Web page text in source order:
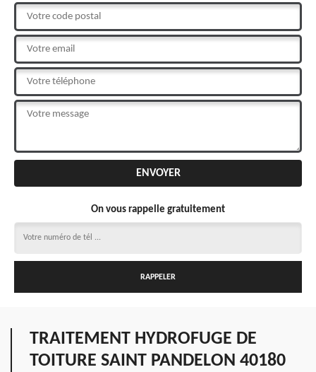
On vous rappelle gratuitement
TRAITEMENT HYDROFUGE DE
TOITURE SAINT PANDELON 40180